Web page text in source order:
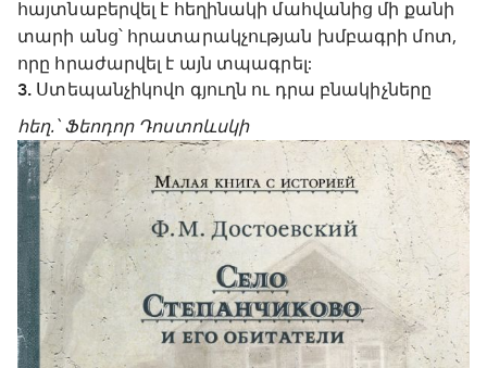
հայտնաբերվել է հեղինակի մահվանից մի քանի
տարի անց՝ հրատարակչության խմբագրի մոտ,
որը հրաժարվել է այն տպագրել:
3. Ստեպանչիկովո գյուղն ու դրա բնակիչները
հեղ.՝ Ֆեոդոր Դոստոևսկի